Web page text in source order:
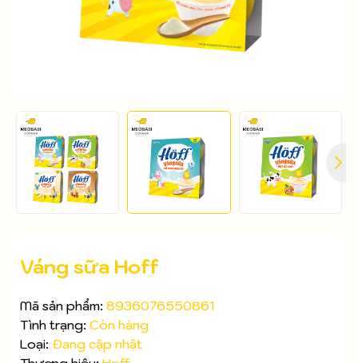
Váng sữa Hoff
Mã sản phẩm: 8936076550861
Tình trạng: Còn hàng
Loại: Đang cập nhật